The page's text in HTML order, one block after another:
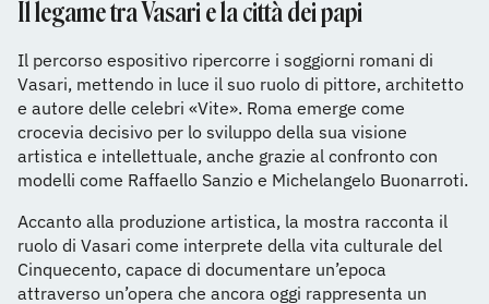
Il legame tra Vasari e la città dei papi
Il percorso espositivo ripercorre i soggiorni romani di
Vasari, mettendo in luce il suo ruolo di pittore, architetto
e autore delle celebri «Vite». Roma emerge come
crocevia decisivo per lo sviluppo della sua visione
artistica e intellettuale, anche grazie al confronto con
modelli come Raffaello Sanzio e Michelangelo Buonarroti.
Accanto alla produzione artistica, la mostra racconta il
ruolo di Vasari come interprete della vita culturale del
Cinquecento, capace di documentare un’epoca
attraverso un’opera che ancora oggi rappresenta un